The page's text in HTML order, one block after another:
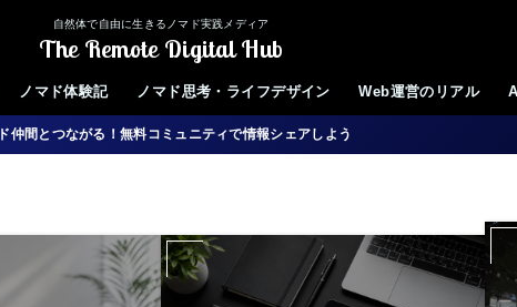
自然体で自由に生きるノマド実践メディア
The Remote Digital Hub
ノマド体験記 ノマド思考・ライフデザイン Web運営のリアル
仲間とつながる！無料コミュニティで情報シェアしよう